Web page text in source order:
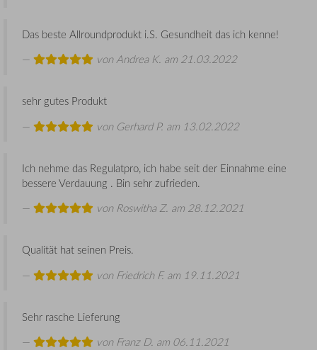
Das beste Allroundprodukt i.S. Gesundheit das ich kenne!
vonAndrea K. am 21.03.2022
sehr gutes Produkt
von Gerhard P. am 13.02.2022
Ich nehme das Regulatpro, ich habe seit der Einnahme eine
bessere Verdauung . Bin sehr zufrieden.
von Roswitha Z. am 28.12.2021
Qualität hat seinen Preis.
von Friedrich F.am 19.11.2021
Sehr rasche Lieferung
von Franz D. am 06.11.2021